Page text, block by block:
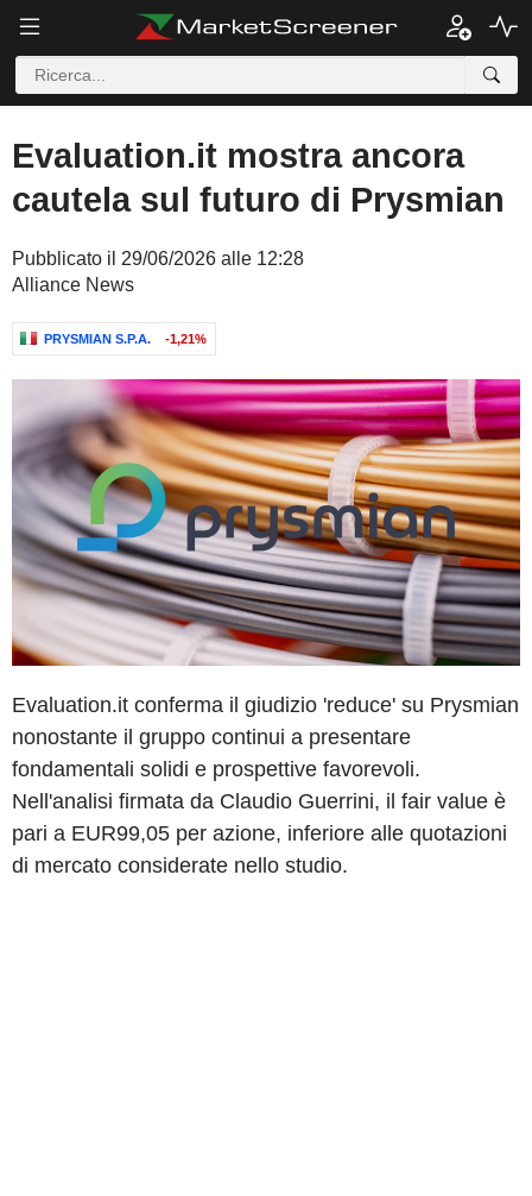
Evaluation.it mostra ancora
cautela sul futuro di Prysmian
Pubblicato il 29/06/2026 alle 12:28
Alliance News
PRYSMIAN S.P.A. -1,21%
Evaluation.it conferma il giudizio 'reduce' su Prysmian
nonostante il gruppo continui a presentare
fondamentali solidi e prospettive favorevoli.
Nell'analisi firmata da Claudio Guerrini, il fair value è
pari a EUR99,05 per azione, inferiore alle quotazioni
di mercato considerate nello studio.